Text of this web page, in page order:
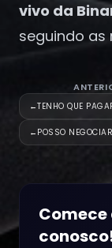
vivo da
seguindo as
←
←